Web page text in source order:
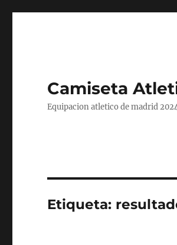
Camiseta
Equipacion atletico de madrid
Etiqueta: